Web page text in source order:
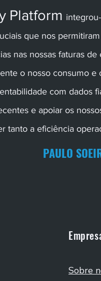
Platform
que nos
nas nossas faturas
o nosso consumo
com dados
e apoiar os
tanto a eficiência
PAULO
Sobre